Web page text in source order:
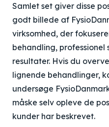
Samlet set giver disse
godt billede af
virksomhed, der
behandling,
resultater. Hvis du
lignende behandlinger,
undersøge
måske selv opleve de
kunder har beskrevet.